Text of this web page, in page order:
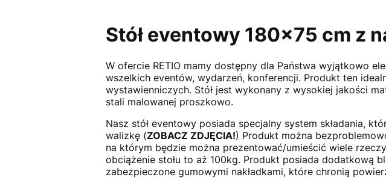
Stół eventowy 180x75 cm z
W ofercie RETIO mamy dostępny dla Państwa wyjątkowo
wszelkich eventów, wydarzeń, konferencji. Produkt ten
wystawienniczych. Stół jest wykonany z wysokiej jakości
stali malowanej proszkowo.
Nasz stół eventowy posiada specjalny system składania,
walizkę (ZOBACZ ZDJĘCIA!) Produkt można
na którym będzie można prezentować/umieścić wiele
obciążenie stołu to aż 100kg. Produkt posiada dodatkową
zabezpieczone gumowymi nakładkami, które chronią